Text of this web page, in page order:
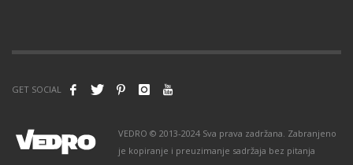
GET SOCIAL
VEDRO © 2013-2024 Sva prava zadržana. Zabranjeno
je kopiranje i preuzimanje sadržaja bez pitanja